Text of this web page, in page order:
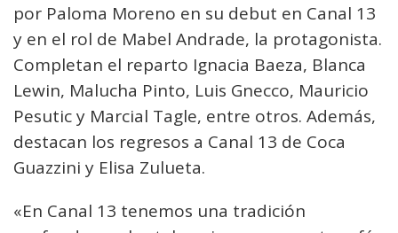
por Paloma Moreno en su debut en Canal 13
y en el rol de Mabel Andrade, la protagonista.
Completan el reparto Ignacia Baeza, Blanca
Lewin, Malucha Pinto, Luis Gnecco, Mauricio
Pesutic y Marcial Tagle, entre otros. Además,
destacan los regresos a Canal 13 de Coca
Guazzini y Elisa Zulueta.
«En Canal 13 tenemos una tradición